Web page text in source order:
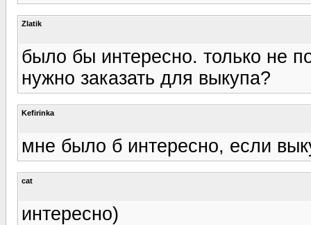
Zlatik
было бы интересно. только не
нужно заказать для выкупа?
Kefirinka
мне было б интересно, если
cat
интересно)